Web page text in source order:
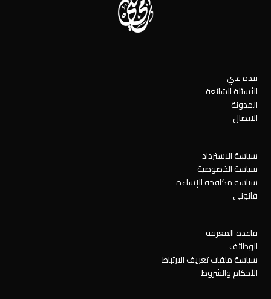
نبذة عني
الأسئلة الشائعة
المدونة
الاتصال
سياسة الاسترداد
سياسة الخصوصية
سياسة مكافحة الإساءة
قانوني
قاعدة المعرفة
الوظائف
سياسة ملفات تعريف الارتباط
الأحكام والشروط